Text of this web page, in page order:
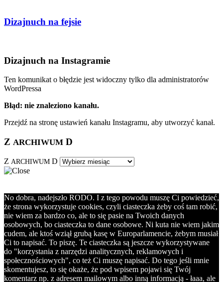
Dizajnuch na fejsie
Dizajnuch na Instagramie
Ten komunikat o błędzie jest widoczny tylko dla administratorów
WordPressa
Błąd: nie znaleziono kanału.
Przejdź na stronę ustawień kanału Instagramu, aby utworzyć kanał.
Z ARCHIWUM D
Z ARCHIWUM D
No dobra, nadejszło RODO. I z tego powodu muszę Ci powiedzieć,
że strona wykorzystuje cookies, czyli ciasteczka żeby coś tam robić,
nie wiem za bardzo co, ale to się pasie na Twoich danych
osobowych, bo ciasteczka to dane osobowe. Ni kuta nie wiem jakim
cudem, ale ktoś wziął grubą kasę w Europarlamencie, żebym musiał
Ci to napisać. To piszę. Te ciasteczka są jeszcze wykorzystywane
do "korzystania z narzędzi analitycznych, reklamowych i
społecznościowych", co też Ci muszę napisać. Do tego jeśli mnie
skomentujesz, to się okaże, że pod wpisem pojawi się Twój
komentarz np. z adresem mailowym albo inną informacją - łaaa, ale